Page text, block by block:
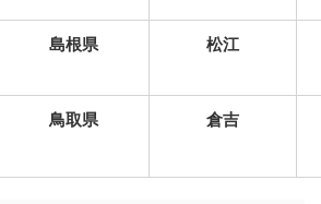
島根県 松江
鳥取県 倉吉